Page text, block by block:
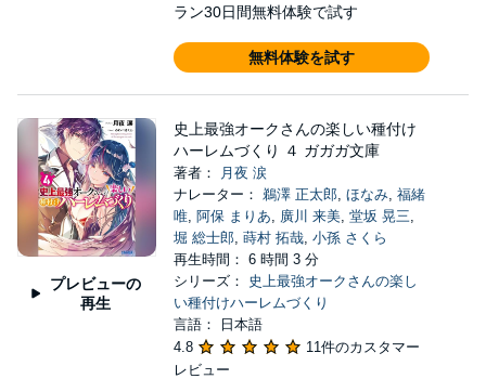
ラン30日間無料体験で試す
無料体験を試す
プレビューの
再生
史上最強オークさんの楽しい種付け
ハーレムづくり ４ ガガガ文庫
著者：
月夜 涙
ナレーター： 鵜澤 正太郎, ほなみ, 福緒
唯, 阿保 まりあ, 廣川 来美, 堂坂 晃三,
堀 総士郎, 蒔村 拓哉, 小孫 さくら
再生時間： 6 時間 3 分
シリーズ： 史上最強オークさんの楽し
い種付けハーレムづくり
言語： 日本語
4.8
11件のカスタマー
レビュー